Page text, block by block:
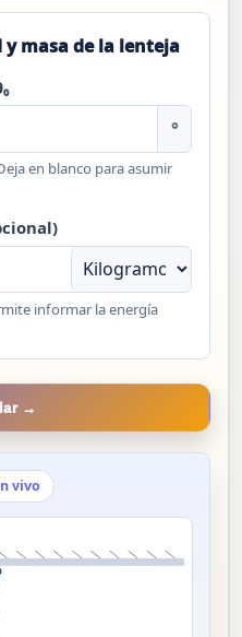
masa de la lenteja
°
en blanco para asumir
informar la energía
→
vivo